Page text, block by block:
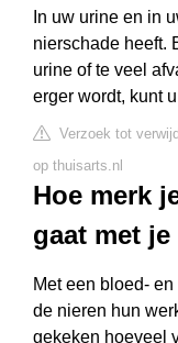
In uw urine en in
nierschade heeft.
urine of te veel
erger wordt, kunt
Verzoek tot
op thuisarts.nl
Hoe merk
gaat met
Met een bloed-
de nieren hun
gekeken hoeveel